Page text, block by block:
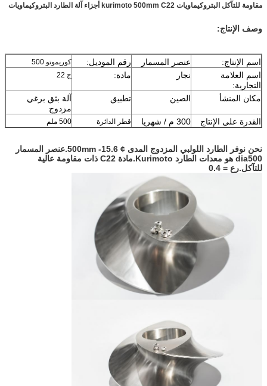
مقاومة للتآكل البتروكيماويات kurimoto 500mm C22 أجزاء آلة الطارد البتروكيماويات
وصف الإنتاج:
اسم الإنتاج: عنصر المسمار رقم الموديل: كوريموتو 500
اسم العلامة
التجارية:
نجار مادة: ج 22
مكان المنشأ الصين تطبيق
آلة بثق برغي
مزدوج
القدرة على الإنتاج
300 م / شهريا قطر الدائرة 500 ملم
نحن نوفر الطارد اللولبي المزدوج المدى ¢ 15.6- 500mm.عنصر المسمار
dia500 هو معدات الطارد Kurimoto.مادة C22 ذات مقاومة عالية
للتآكل.رع = 0.4